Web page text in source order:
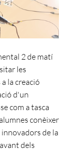
2 de matí
les
la creació
d'un
com a tasca
conèixer
de la
dels